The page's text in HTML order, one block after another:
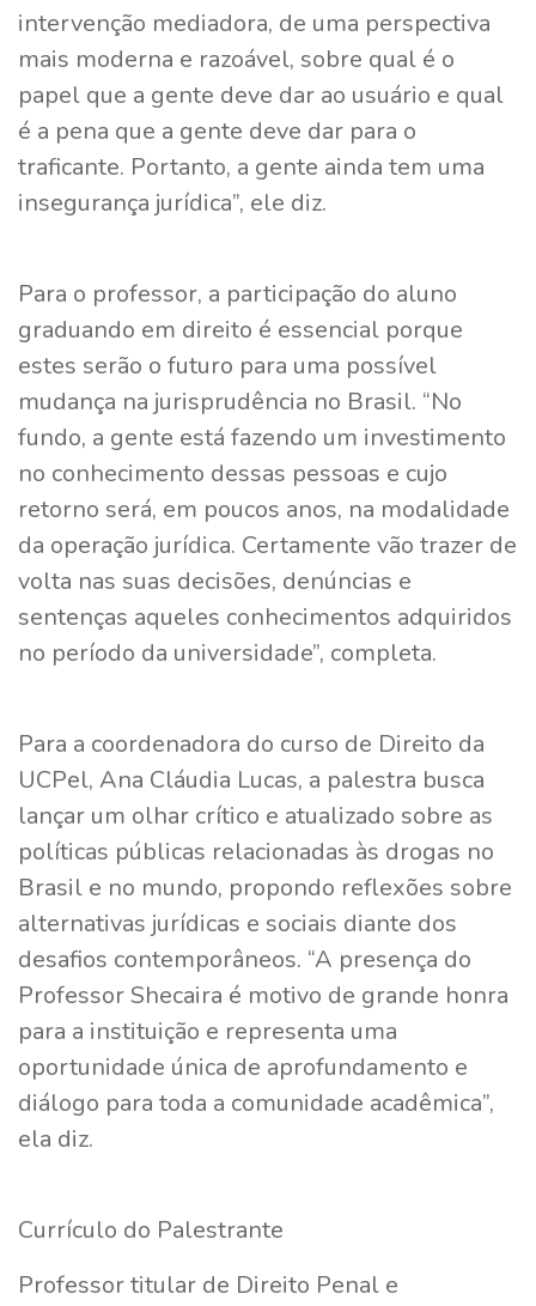
intervenção mediadora, de uma perspectiva
mais moderna e razoável, sobre qual é o
papel que a gente deve dar ao usuário e qual
é a pena que a gente deve dar para o
traficante. Portanto, a gente ainda tem uma
insegurança jurídica”, ele diz.
Para o professor, a participação do aluno
graduando em direito é essencial porque
estes serão o futuro para uma possível
mudança na jurisprudência no Brasil. “No
fundo, a gente está fazendo um investimento
no conhecimento dessas pessoas e cujo
retorno será, em poucos anos, na modalidade
da operação jurídica. Certamente vão trazer de
volta nas suas decisões, denúncias e
sentenças aqueles conhecimentos adquiridos
no período da universidade”, completa.
Para a coordenadora do curso de Direito da
UCPel, Ana Cláudia Lucas, a palestra busca
lançar um olhar crítico e atualizado sobre as
políticas públicas relacionadas às drogas no
Brasil e no mundo, propondo reflexões sobre
alternativas jurídicas e sociais diante dos
desafios contemporâneos. “A presença do
Professor Shecaira é motivo de grande honra
para a instituição e representa uma
oportunidade única de aprofundamento e
diálogo para toda a comunidade acadêmica”,
ela diz.
Currículo do Palestrante
Professor titular de Direito Penal e